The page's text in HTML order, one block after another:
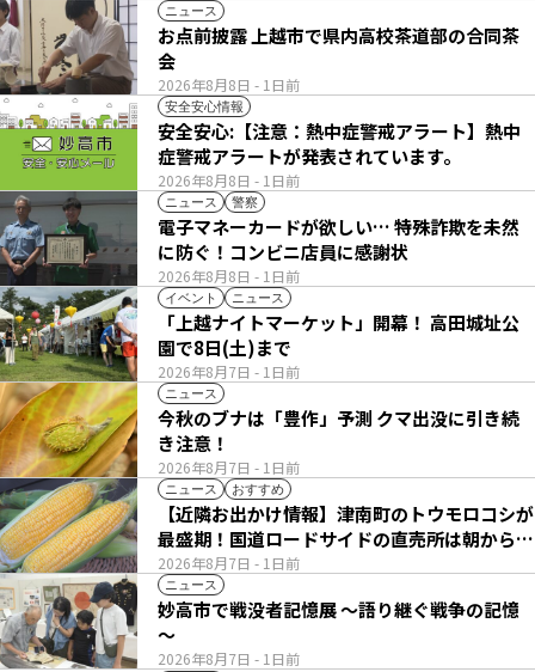
ニュース
2026年8月8日 - 1日前
お点前披露 上越市で県内高校茶道部の合同茶
会
安全安心情報
2026年8月8日 - 1日前
安全安心:【注意：熱中症警戒アラート】熱中
症警戒アラートが発表されています。
ニュース 警察
2026年8月8日 - 1日前
電子マネーカードが欲しい… 特殊詐欺を未然
に防ぐ！コンビニ店員に感謝状
イベント ニュース
2026年8月7日 - 1日前
「上越ナイトマーケット」開幕！ 高田城址公
園で8日(土)まで
ニュース
2026年8月7日 - 1日前
今秋のブナは「豊作」予測 クマ出没に引き続
き注意！
ニュース おすすめ
2026年8月7日 - 1日前
【近隣お出かけ情報】津南町のトウモロコシが
最盛期！国道ロードサイドの直売所は朝から長
い列
ニュース
2026年8月7日 - 1日前
妙高市で戦没者記憶展 ～語り継ぐ戦争の記憶
～